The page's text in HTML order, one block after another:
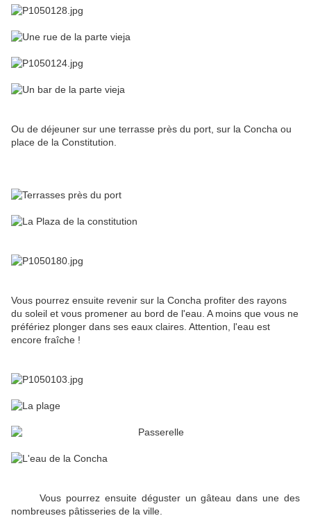
Ou de déjeuner sur une terrasse près du port, sur la Concha ou
place de la Constitution.
Vous pourrez ensuite revenir sur la Concha profiter des rayons
du soleil et vous promener au bord de l'eau. A moins que vous ne
préfériez plonger dans ses eaux claires. Attention, l'eau est
encore fraîche !
Vous pourrez ensuite déguster un gâteau dans une des
nombreuses pâtisseries de la ville.